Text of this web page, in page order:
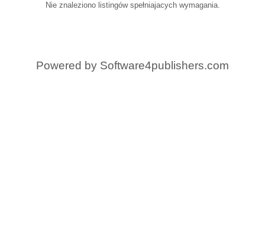
Nie znaleziono listingów spełniajacych wymagania.
Powered by Software4publishers.com